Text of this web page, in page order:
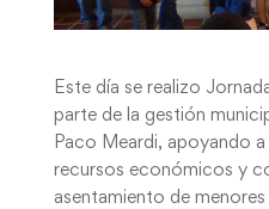
Este día se realizo
parte de la gestión
Paco Meardi, apoyando
recursos económicos y
asentamiento de